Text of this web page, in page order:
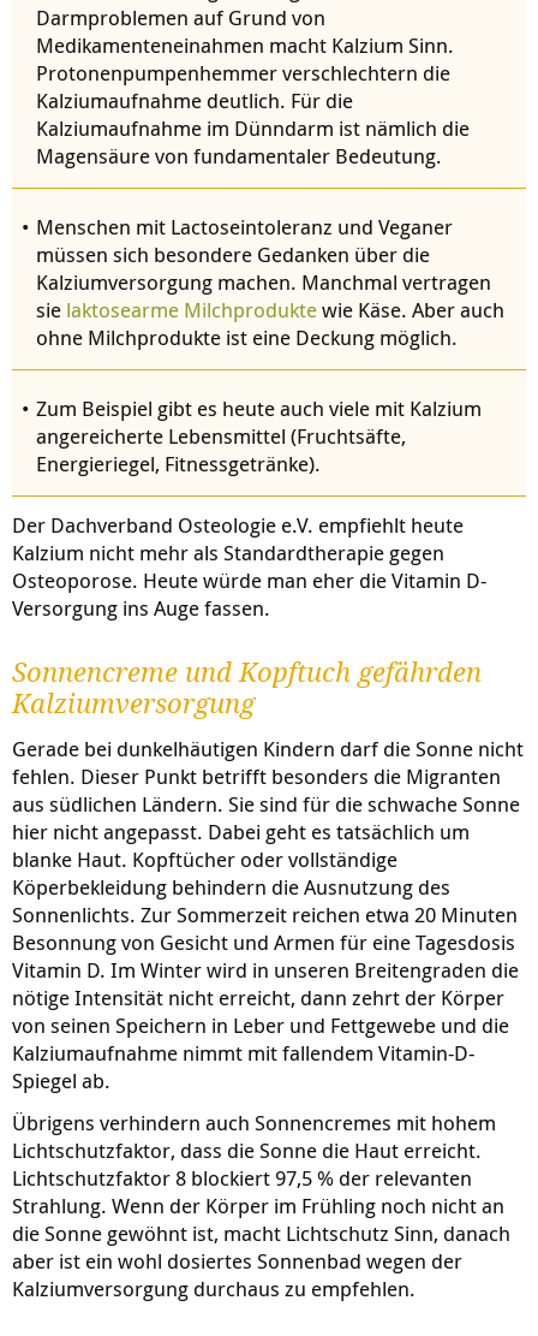
Darmproblemen auf Grund von
Medikamenteneinahmen macht Kalzium Sinn.
Protonenpumpenhemmer verschlechtern die
Kalziumaufnahme deutlich. Für die
Kalziumaufnahme im Dünndarm ist nämlich die
Magensäure von fundamentaler Bedeutung.
Menschen mit Lactoseintoleranz und Veganer
müssen sich besondere Gedanken über die
Kalziumversorgung machen. Manchmal vertragen
sie laktosearme Milchproduktewie Käse. Aber auch
ohne Milchprodukte ist eine Deckung möglich.
Zum Beispiel gibt es heute auch viele mit Kalzium
angereicherte Lebensmittel (Fruchtsäfte,
Energieriegel, Fitnessgetränke).
Der Dachverband Osteologie e.V. empfiehlt heute
Kalzium nicht mehr als Standardtherapie gegen
Osteoporose. Heute würde man eher die Vitamin D-
Versorgung ins Auge fassen.
Sonnencreme und Kopftuch gefährden
Kalziumversorgung
Gerade bei dunkelhäutigen Kindern darf die Sonne nicht
fehlen. Dieser Punkt betrifft besonders die Migranten
aus südlichen Ländern. Sie sind für die schwache Sonne
hier nicht angepasst. Dabei geht es tatsächlich um
blanke Haut. Kopftücher oder vollständige
Köperbekleidung behindern die Ausnutzung des
Sonnenlichts. Zur Sommerzeit reichen etwa 20 Minuten
Besonnung von Gesicht und Armen für eine Tagesdosis
Vitamin D. Im Winter wird in unseren Breitengraden die
nötige Intensität nicht erreicht, dann zehrt der Körper
von seinen Speichern in Leber und Fettgewebe und die
Kalziumaufnahme nimmt mit fallendem Vitamin-D-
Spiegel ab.
Übrigens verhindern auch Sonnencremes mit hohem
Lichtschutzfaktor, dass die Sonne die Haut erreicht.
Lichtschutzfaktor 8 blockiert 97,5 % der relevanten
Strahlung. Wenn der Körper im Frühling noch nicht an
die Sonne gewöhnt ist, macht Lichtschutz Sinn, danach
aber ist ein wohl dosiertes Sonnenbad wegen der
Kalziumversorgung durchaus zu empfehlen.